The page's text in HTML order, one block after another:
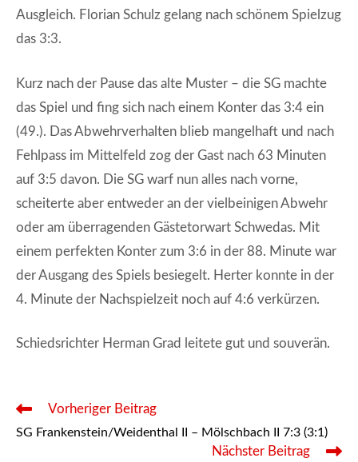
Ausgleich. Florian Schulz gelang nach schönem Spielzug
das 3:3.
Kurz nach der Pause das alte Muster – die SG machte
das Spiel und fing sich nach einem Konter das 3:4 ein
(49.). Das Abwehrverhalten blieb mangelhaft und nach
Fehlpass im Mittelfeld zog der Gast nach 63 Minuten
auf 3:5 davon. Die SG warf nun alles nach vorne,
scheiterte aber entweder an der vielbeinigen Abwehr
oder am überragenden Gästetorwart Schwedas. Mit
einem perfekten Konter zum 3:6 in der 88. Minute war
der Ausgang des Spiels besiegelt. Herter konnte in der
4. Minute der Nachspielzeit noch auf 4:6 verkürzen.
Schiedsrichter Herman Grad leitete gut und souverän.
Weitere
ansehen
Vorheriger Beitrag
SG Frankenstein/Weidenthal II – Mölschbach II 7:3 (3:1)
Nächster Beitrag